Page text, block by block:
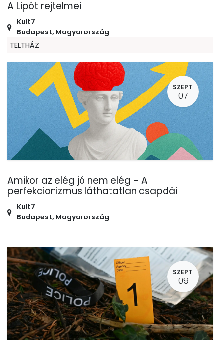
A Lipót rejtelmei
Kult7
Budapest, Magyarország
TELTHÁZ
SZEPT.
07
Amikor az elég jó nem elég – A
perfekcionizmus láthatatlan csapdái
Kult7
Budapest, Magyarország
SZEPT.
09